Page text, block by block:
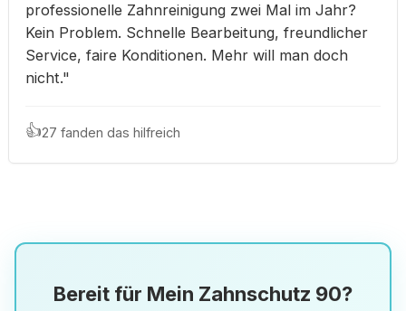
professionelle Zahnreinigung zwei Mal im Jahr?
Kein Problem. Schnelle Bearbeitung, freundlicher
Service, faire Konditionen. Mehr will man doch
nicht."
👍27 fanden das hilfreich
Bereit für Mein Zahnschutz 90?